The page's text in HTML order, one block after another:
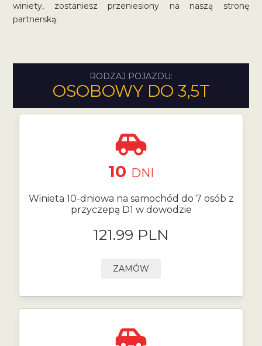
winiety, zostaniesz przeniesiony na naszą stronę
partnerską.
RODZAJ POJAZDU:
OSOBOWY DO 3,5T
10 DNI
Winieta 10-dniowa na samochód do 7 osób z
przyczepą D1 w dowodzie
121.99 PLN
ZAMÓW